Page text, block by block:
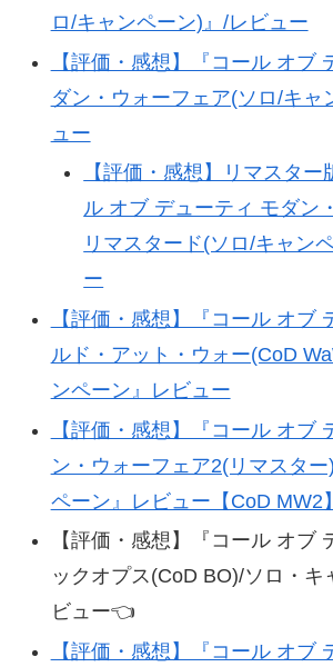
ロ/キャンペーン)』/レビュー
【評価・感想】『コール オブ
ダン・ウォーフェア(ソロ/キャ
ュー
【評価・感想】リマスター
ル オブ デューティ モダン
リマスタード(ソロ/キャン
ー
【評価・感想】『コール オブ
ルド・アット・ウォー(CoD
ンペーン』レビュー
【評価・感想】『コール オブ
ン・ウォーフェア2(リマスタ
ペーン』レビュー【CoD MW2】
【評価・感想】『コール オブ
ックオプス(CoD BO)/ソロ・キ
ビュー👈
【評価・感想】『コール オブ